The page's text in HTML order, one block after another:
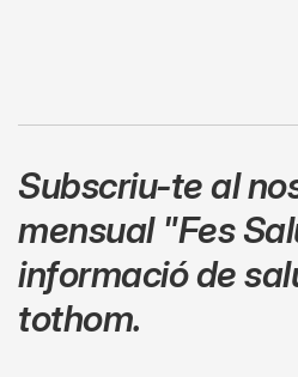
Subscriu-te al
mensual "Fes
informació de
tothom.